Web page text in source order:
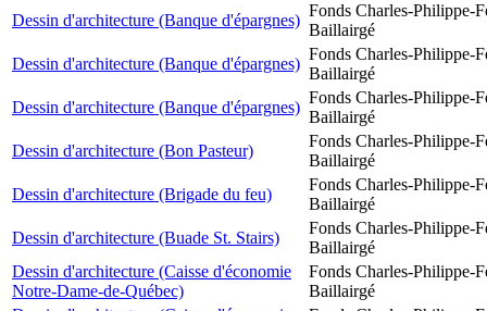
Dessin d'architecture (Banque d'épargnes)
Fonds Charles-Philippe-
Baillairgé
Dessin d'architecture (Banque d'épargnes)
Fonds Charles-Philippe-
Baillairgé
Dessin d'architecture (Banque d'épargnes)
Fonds Charles-Philippe-
Baillairgé
Dessin d'architecture (Bon Pasteur)
Fonds Charles-Philippe-
Baillairgé
Dessin d'architecture (Brigade du feu)
Fonds Charles-Philippe-
Baillairgé
Dessin d'architecture (Buade St. Stairs)
Fonds Charles-Philippe-
Baillairgé
Dessin d'architecture (Caisse d'économie
Notre-Dame-de-Québec)
Fonds Charles-Philippe-
Baillairgé